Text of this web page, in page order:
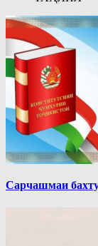
Сарчашмаи